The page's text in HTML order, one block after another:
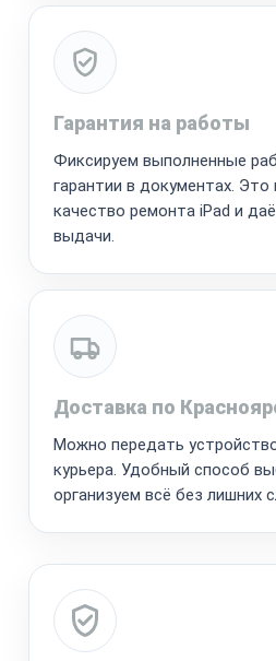
Гарантия на работы
Фиксируем выполненные
гарантии в документах.
качество ремонта iPad и
выдачи.
Доставка по
Можно передать
курьера. Удобный способ
организуем всё без лишних